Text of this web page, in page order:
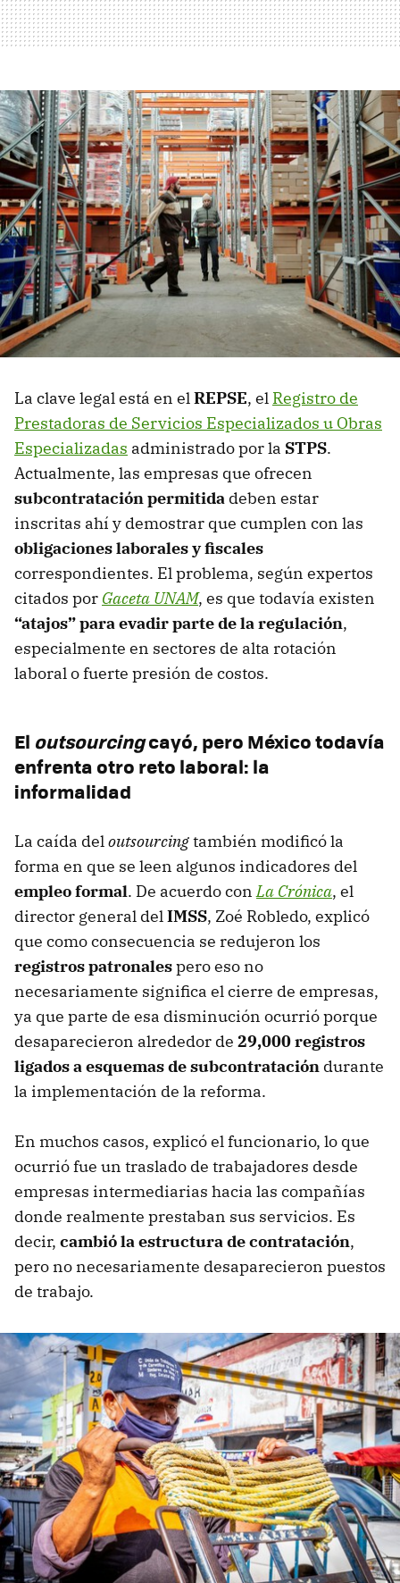
La clave legal está en elREPSE, el Registro de
Prestadoras de Servicios Especializados u Obras
Especializadas administrado por la STPS.
Actualmente, las empresas que ofrecen
subcontratación permitida deben estar
inscritas ahí y demostrar que cumplen con las
obligaciones laborales y fiscales
correspondientes. El problema, según expertos
citados por Gaceta UNAM, es que todavía existen
“atajos” para evadir parte de la regulación,
especialmente en sectores de alta rotación
laboral o fuerte presión de costos.
El outsourcingcayó, pero México todavía
enfrenta otro reto laboral: la
informalidad
La caída deloutsourcingtambién modificó la
forma en que se leen algunos indicadores del
empleo formal. De acuerdo conLa Crónica, el
director general delIMSS, Zoé Robledo, explicó
que como consecuencia se redujeron los
registros patronalespero eso no
necesariamente significa el cierre de empresas,
ya que parte de esa disminución ocurrió porque
desaparecieron alrededor de 29,000 registros
ligados a esquemas de subcontratación durante
la implementación de la reforma.
En muchos casos, explicó el funcionario, lo que
ocurrió fue un traslado de trabajadores desde
empresas intermediarias hacia las compañías
donde realmente prestaban sus servicios. Es
decir, cambió la estructura de contratación,
pero no necesariamente desaparecieron puestos
de trabajo.